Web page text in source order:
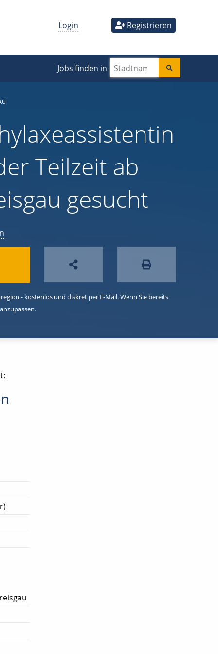
Login Registrieren
Jobs finden in
Teilzeit ab
gesucht
- kostenlos und diskret per E-Mail. Wenn Sie bereits